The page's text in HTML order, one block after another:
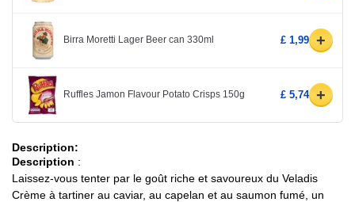
Birra Moretti Lager Beer can 330ml £ 1,99 +
Ruffles Jamon Flavour Potato Crisps 150g £ 5,74 +
Description:
Description :
Laissez-vous tenter par le goût riche et savoureux du Veladis
Crème à tartiner au caviar, au capelan et au saumon fumé, un